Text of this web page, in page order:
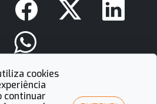
cookies
continuar